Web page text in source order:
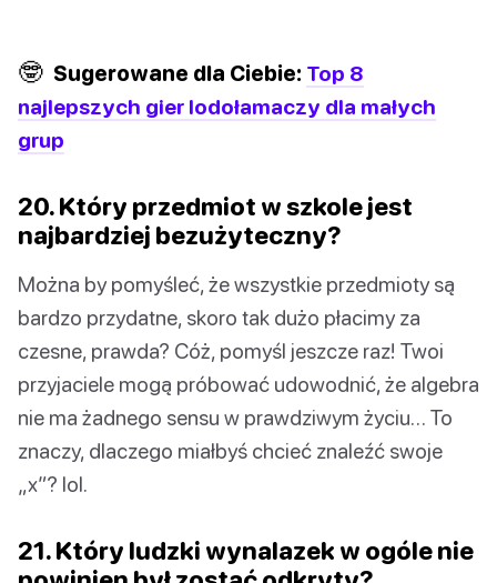
🤓 Sugerowane dla Ciebie: Top 8
najlepszych gier lodołamaczy dla małych
grup
20. Który przedmiot w szkole jest
najbardziej bezużyteczny?
Można by pomyśleć, że wszystkie przedmioty są
bardzo przydatne, skoro tak dużo płacimy za
czesne, prawda? Cóż, pomyśl jeszcze raz! Twoi
przyjaciele mogą próbować udowodnić, że algebra
nie ma żadnego sensu w prawdziwym życiu… To
znaczy, dlaczego miałbyś chcieć znaleźć swoje
„x”? lol.
21. Który ludzki wynalazek w ogóle nie